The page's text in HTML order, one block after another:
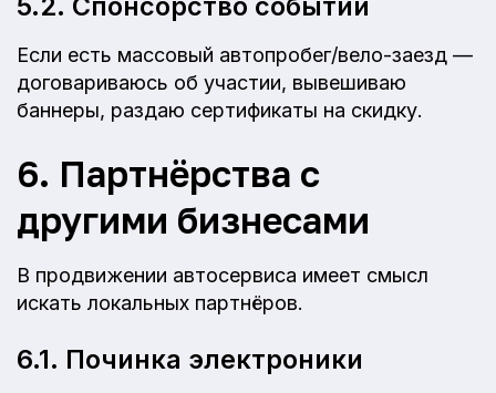
5.2. Спонсорство событий
Если есть массовый автопробег/вело-заезд —
договариваюсь об участии, вывешиваю
баннеры, раздаю сертификаты на скидку.
6. Партнёрства с
другими бизнесами
В продвижении автосервиса имеет смысл
искать локальных партнёров.
6.1. Починка электроники